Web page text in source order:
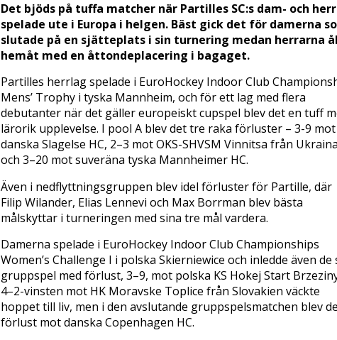
Det bjöds på tuffa matcher när Partilles SC:s dam- och
spelade ute i Europa i helgen. Bäst gick det för damerna
slutade på en sjätteplats i sin turnering medan herrarna
hemåt med en åttondeplacering i bagaget.
Partilles herrlag spelade i EuroHockey Indoor Club
Mens’ Trophy i tyska Mannheim, och för ett lag med flera
debutanter när det gäller europeiskt cupspel blev det en tuff
lärorik upplevelse. I pool A blev det tre raka förluster – 3-9 mot
danska Slagelse HC, 2–3 mot OKS-SHVSM Vinnitsa från Ukraina
och 3–20 mot suveräna tyska Mannheimer HC.
Även i nedflyttningsgruppen blev idel förluster för Partille, där
Filip Wilander, Elias Lennevi och Max Borrman blev bästa
målskyttar i turneringen med sina tre mål vardera.
Damerna spelade i EuroHockey Indoor Club Championships
Women’s Challenge I i polska Skierniewice och inledde även de
gruppspel med förlust, 3–9, mot polska KS Hokej Start
4–2-vinsten mot HK Moravske Toplice från Slovakien väckte
hoppet till liv, men i den avslutande gruppspelsmatchen blev
förlust mot danska Copenhagen HC.